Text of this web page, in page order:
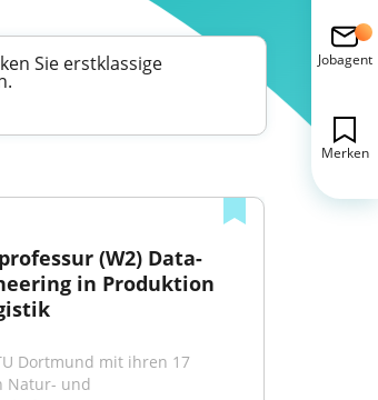
Sie erstklassige
(W2) Data-
in Produktion
Dortmund mit ihren 17
Natur- und
Jobagent
Merken